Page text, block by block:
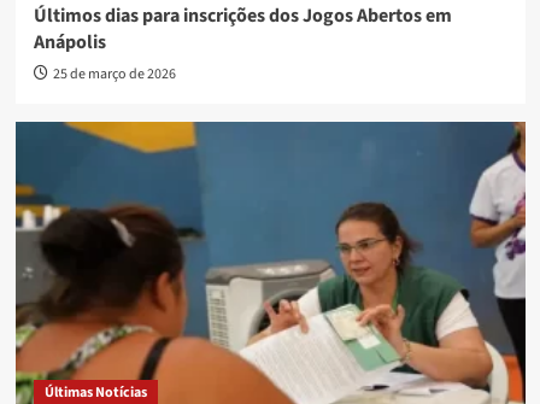
Últimos dias para inscrições dos Jogos Abertos em
Anápolis
25 de março de 2026
Últimas Notícias